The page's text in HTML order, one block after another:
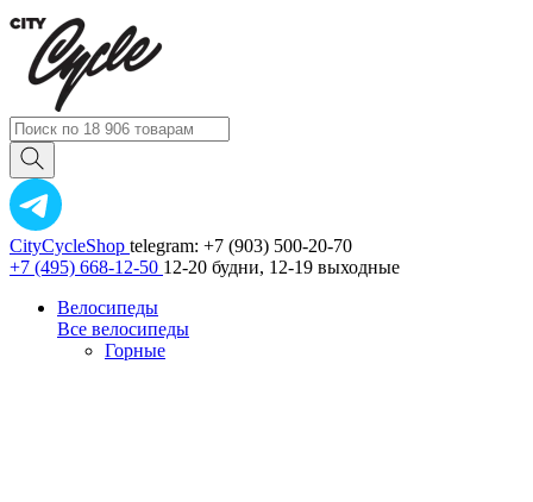
CityCycleShop telegram: +7 (903) 500-20-70
+7 (495) 668-12-50 12-20 будни, 12-19 выходные
Велосипеды
Все велосипеды
Горные